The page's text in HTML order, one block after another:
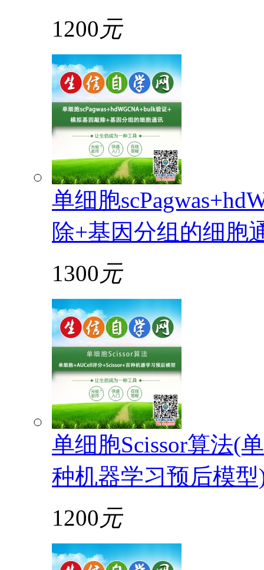
1200 元
单细胞
除+基因分组的细胞
1300 元
单细胞Scissor算法(
种机器学习预后模型
1200 元